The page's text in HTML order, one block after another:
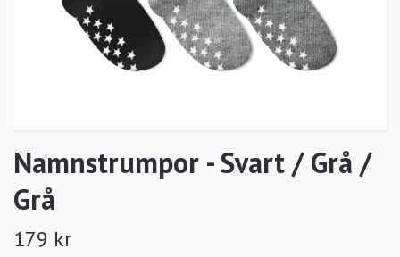
Namnstrumpor - Svart / Grå /
Grå
179 kr